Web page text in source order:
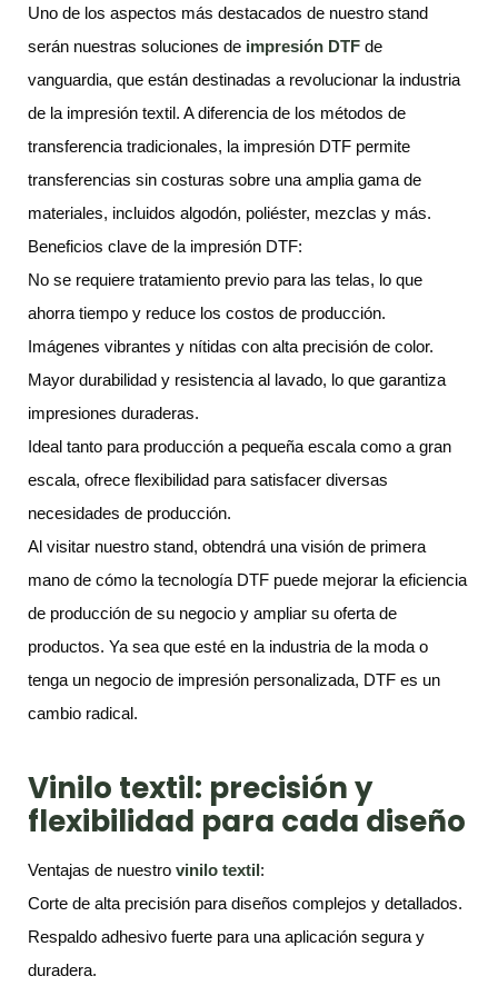
Uno de los aspectos más destacados de nuestro stand
serán nuestras soluciones de impresión DTF de
vanguardia, que están destinadas a revolucionar la industria
de la impresión textil. A diferencia de los métodos de
transferencia tradicionales, la impresión DTF permite
transferencias sin costuras sobre una amplia gama de
materiales, incluidos algodón, poliéster, mezclas y más.
Beneficios clave de la impresión DTF:
No se requiere tratamiento previo para las telas, lo que
ahorra tiempo y reduce los costos de producción.
Imágenes vibrantes y nítidas con alta precisión de color.
Mayor durabilidad y resistencia al lavado, lo que garantiza
impresiones duraderas.
Ideal tanto para producción a pequeña escala como a gran
escala, ofrece flexibilidad para satisfacer diversas
necesidades de producción.
Al visitar nuestro stand, obtendrá una visión de primera
mano de cómo la tecnología DTF puede mejorar la eficiencia
de producción de su negocio y ampliar su oferta de
productos. Ya sea que esté en la industria de la moda o
tenga un negocio de impresión personalizada, DTF es un
cambio radical.
Vinilo textil: precisión y
flexibilidad para cada diseño
Ventajas de nuestro vinilo textil:
Corte de alta precisión para diseños complejos y detallados.
Respaldo adhesivo fuerte para una aplicación segura y
duradera.